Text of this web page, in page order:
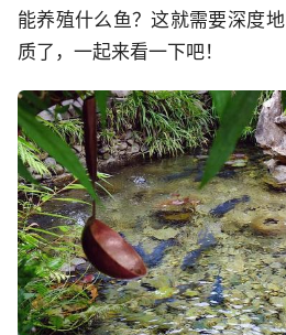
能养殖什么鱼？这就需要深度
质了，一起来看一下吧！